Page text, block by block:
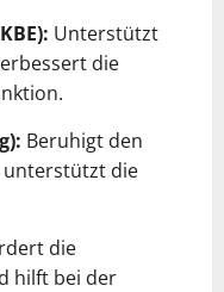
Unterstützt
die
Beruhigt den
unterstützt die
die
hilft bei der